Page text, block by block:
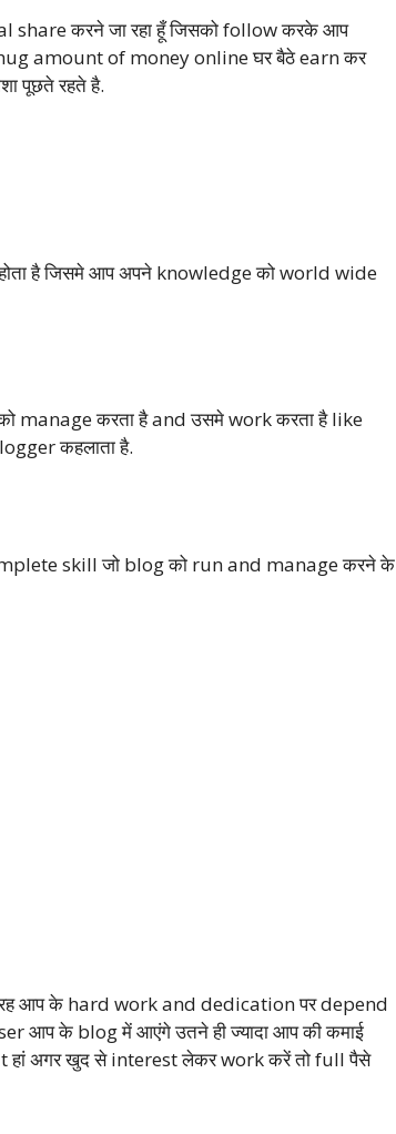
करने जा रहा हूँ जिसको follow करके आप
amount of money online घर बैठे earn कर
पूछते रहते है.
है जिसमे आप अपने knowledge को world wide
manage करता है and उसमे work करता है like
कहलाता है.
skill जो blog को run and manage करने के
आप के hard work and dedication पर depend
आप के blog में आएंगे उतने ही ज्यादा आप की कमाई
हां अगर खुद से interest लेकर work करें तो full पैसे